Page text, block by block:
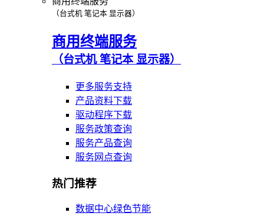
（台式机 笔记本 显示器）
商用终端服务
（台式机 笔记本 显示器）
更多服务支持
产品资料下载
驱动程序下载
服务政策查询
服务产品查询
服务网点查询
热门推荐
数据中心绿色节能